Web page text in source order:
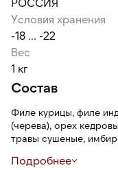
Условия хранения
-18 ... -22
Вес
1 кг
Состав
Филе курицы, филе
(черева), орех
травы сушеные,
перец душистый,
Подробнее